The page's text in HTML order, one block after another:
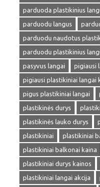
parduoda plastikinius
parduodu langus
parduodu naudotus
parduodu plastikinius
pasyvus langai
pigiausi
pigiausi plastikiniai langai
pigus plastikiniai langai
plastikinės durys
plastikinės lauko durys
plastikiniai
plastikiniai
plastikiniai balkonai kaina
plastikiniai durys kainos
plastikiniai langai akcija